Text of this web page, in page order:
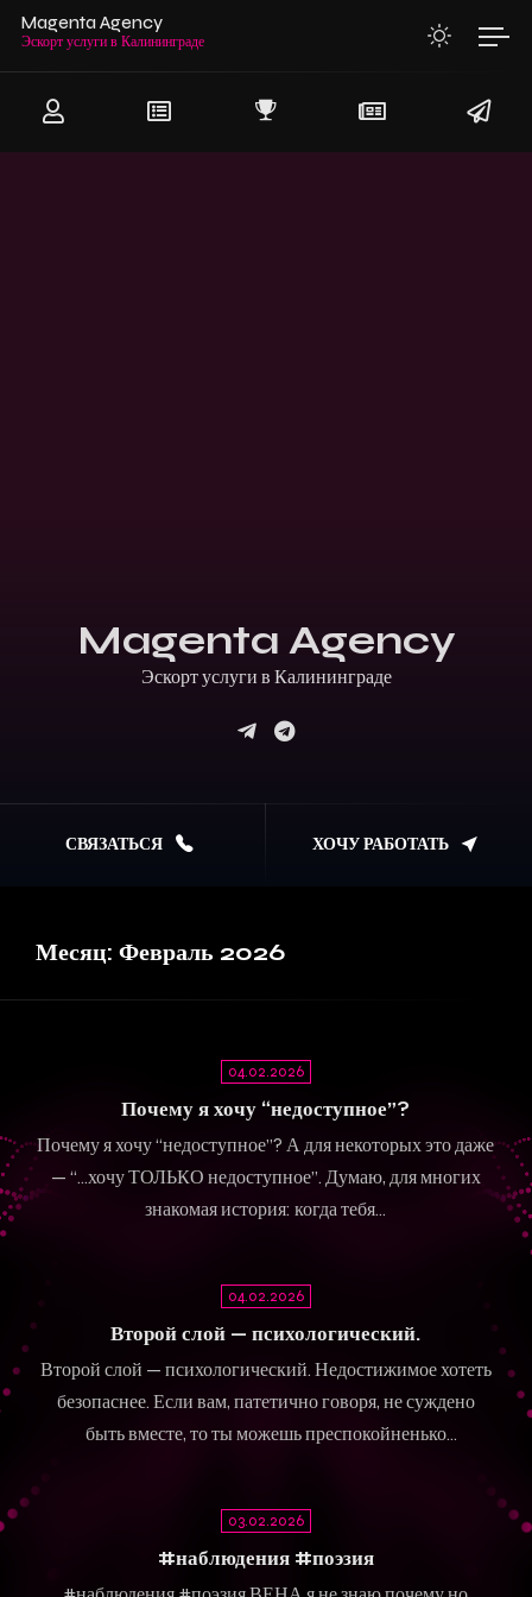
Magenta Agency
Эскорт услуги в Калининграде
Magenta Agency
Эскорт услуги в Калининграде
СВЯЗАТЬСЯ ХОЧУ РАБОТАТЬ
Месяц: Февраль 2026
04.02.2026
Почему я хочу “недоступное”?
Почему я хочу “недоступное”? А для некоторых это даже
— “…хочу ТОЛЬКО недоступное”. Думаю, для многих
знакомая история: когда тебя…
04.02.2026
Второй слой — психологический.
Второй слой — психологический. Недостижимое хотеть
безопаснее. Если вам, патетично говоря, не суждено
быть вместе, то ты можешь преспокойненько
03.02.2026
#наблюдения #поэзия